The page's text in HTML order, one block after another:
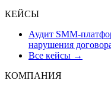
КЕЙСЫ
Аудит SMM-
нарушения
Все кейсы →
КОМПАНИЯ